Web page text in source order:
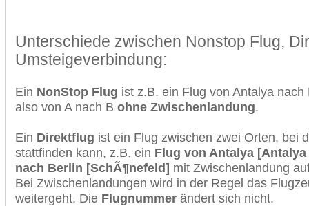
Unterschiede zwischen Nonstop Flug,
Umsteigeverbindung:
Ein NonStop Flug ist z.B. ein Flug von Antalya
also von A nach B ohne Zwischenlandung.
Ein Direktflug ist ein Flug zwischen zwei Orten, bei
stattfinden kann, z.B. ein Flug von Antalya
nach Berlin [SchÃ¶nefeld] mit Zwischenlandung
Bei Zwischenlandungen wird in der Regel das
weitergeht. Die Flugnummer ändert sich nicht.